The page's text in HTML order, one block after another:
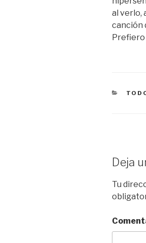
al verlo,
canción
Deja
Tu